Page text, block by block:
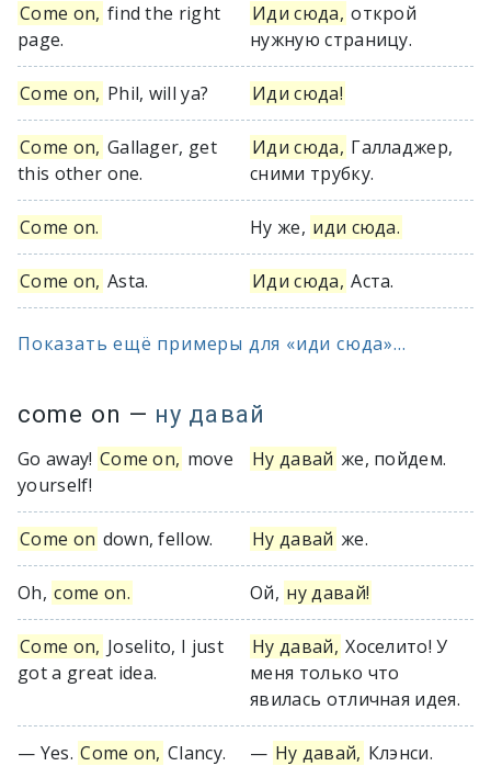
Come on, find the right
page.
Иди сюда, открой
нужную страницу.
Come on, Phil, will ya? Иди сюда!
Come on, Gallager, get
this other one.
Иди сюда, Галладжер,
сними трубку.
Come on. Ну же, иди сюда.
Come on, Asta. Иди сюда, Аста.
Показать ещё примеры для «иди сюда»...
come on — ну давай
Go away! Come on, move
yourself!
Ну давай же, пойдем.
Come on down, fellow. Ну давай же.
Oh, come on. Ой, ну давай!
Come on, Joselito, I just
got a great idea.
Ну давай, Хоселито! У
меня только что
явилась отличная идея.
— Yes. Come on, Clancy. — Ну давай, Клэнси.